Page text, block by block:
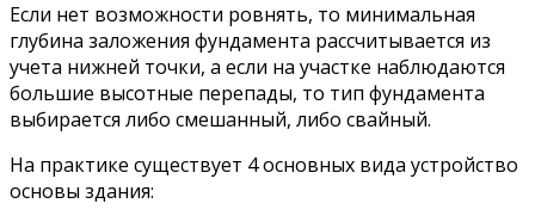
Если нет возможности ровнять, то минимальная
глубина заложения фундамента рассчитывается из
учета нижней точки, а если на участке наблюдаются
большие высотные перепады, то тип фундамента
выбирается либо смешанный, либо свайный.
На практике существует 4 основных вида устройство
основы здания: